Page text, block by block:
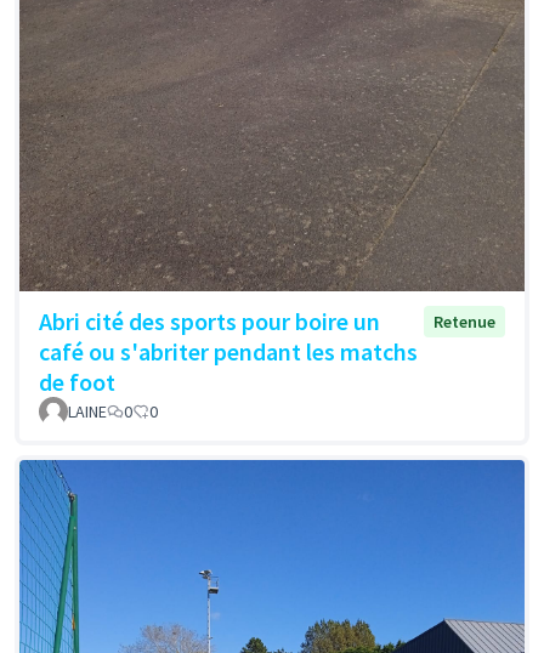
Abri cité des sports pour boire un
café ou s'abriter pendant les matchs
de foot
Retenue
LAINE 0 0